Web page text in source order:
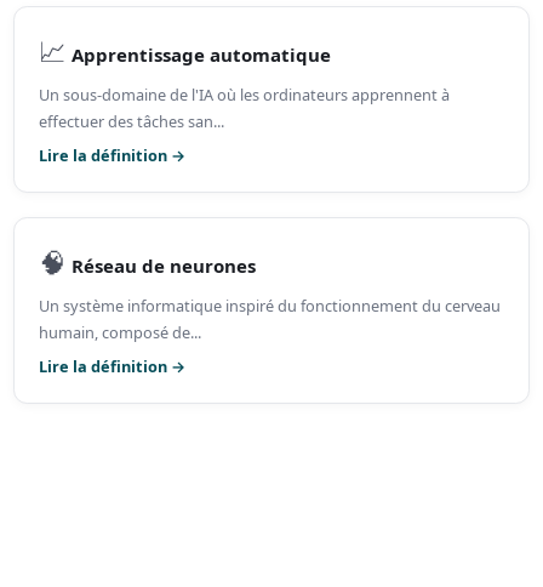
📈 Apprentissage automatique
Un sous-domaine de l'IA où les ordinateurs apprennent à
effectuer des tâches san...
Lire la définition →
🧠 Réseau de neurones
Un système informatique inspiré du fonctionnement du cerveau
humain, composé de...
Lire la définition →